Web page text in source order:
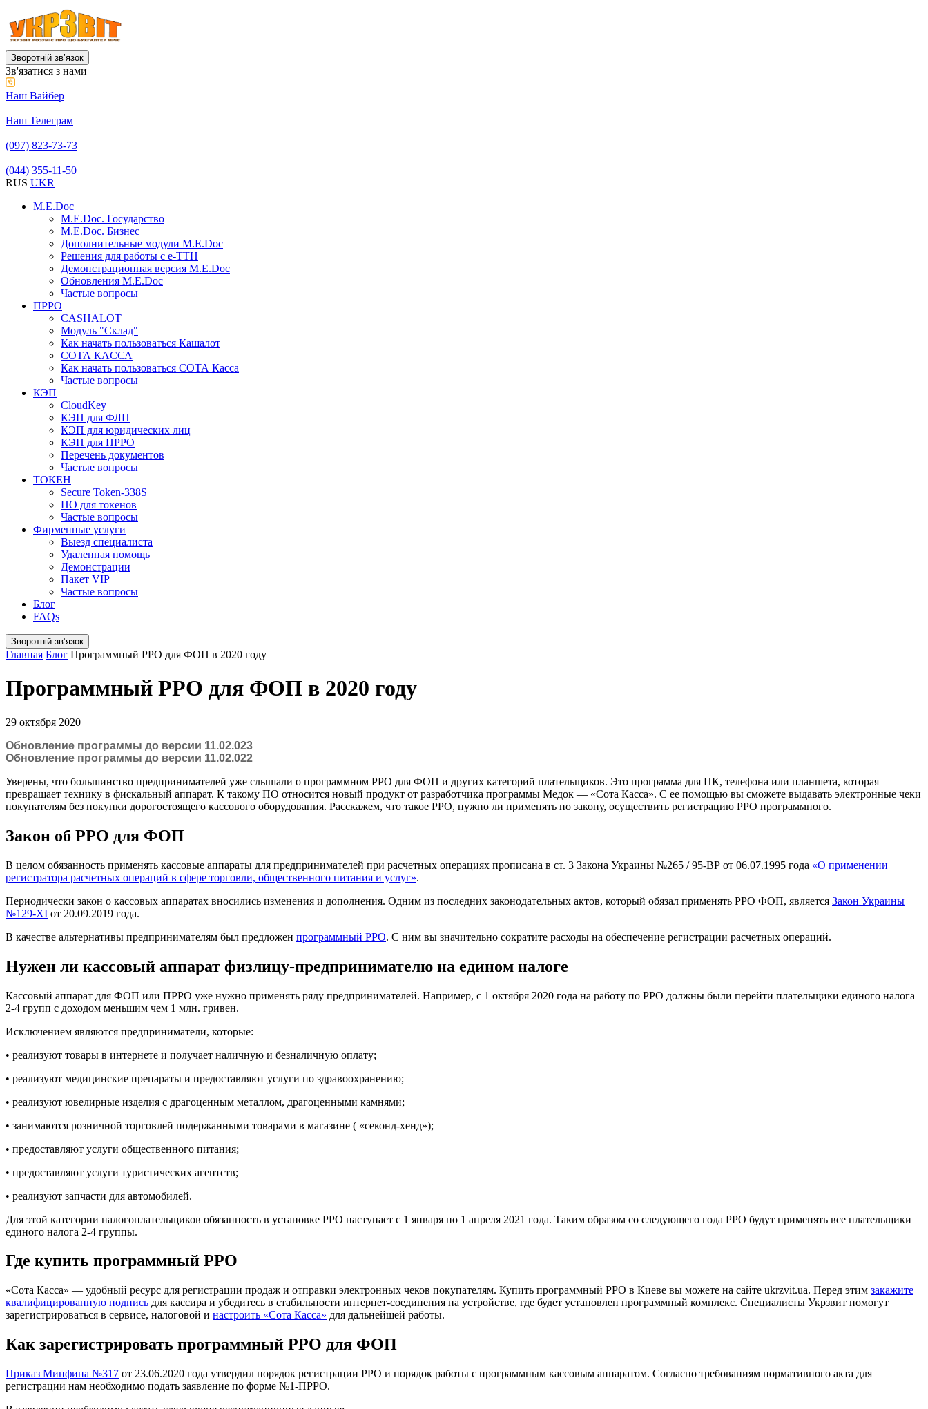
Зворотній звʼязок
Зв'язатися з нами
Наш Вайбер
Наш Телеграм
(097) 823-73-73
(044) 355-11-50
RUS UKR
M.E.Doc
M.E.Doc. Государство
M.E.Doc. Бизнес
Дополнительные модули M.E.Doc
Решения для работы с е-ТТН
Демонстрационная версия M.E.Doc
Обновления M.E.Doc
Частые вопросы
ПРРО
CASHALOT
Модуль "Склад"
Как начать пользоваться Кашалот
СОТА КАCСА
Как начать пользоваться СОТА Касса
Частые вопросы
КЭП
CloudKey
КЭП для ФЛП
КЭП для юридических лиц
КЭП для ПРРО
Перечень документов
Частые вопросы
ТОКЕН
Secure Token-338S
ПО для токенов
Частые вопросы
Фирменные услуги
Выезд специалиста
Удаленная помощь
Демонстрации
Пакет VIP
Частые вопросы
Блог
FAQs
Зворотній звʼязок
Главная Блог Программный РРО для ФОП в 2020 году
Программный РРО для ФОП в 2020 году
29 октября 2020
Обновление программы до версии 11.02.023
Обновление программы до версии 11.02.022
Уверены, что большинство предпринимателей уже слышали о программном РРО для ФОП и других категорий плательщиков. Это программа для ПК, телефона или планшета, которая
превращает технику в фискальный аппарат. К такому ПО относится новый продукт от разработчика программы Медок — «Сота Касса». С ее помощью вы сможете выдавать электронные чеки
покупателям без покупки дорогостоящего кассового оборудования. Расскажем, что такое РРО, нужно ли применять по закону, осуществить регистрацию РРО программного.
Закон об РРО для ФОП
В целом обязанность применять кассовые аппараты для предпринимателей при расчетных операциях прописана в ст. 3 Закона Украины №265 / 95-ВР от 06.07.1995 года «О применении
регистратора расчетных операций в сфере торговли, общественного питания и услуг».
Периодически закон о кассовых аппаратах вносились изменения и дополнения. Одним из последних законодательных актов, который обязал применять РРО ФОП, является Закон Украины
№129-ХІ от 20.09.2019 года.
В качестве альтернативы предпринимателям был предложен программный РРО. С ним вы значительно сократите расходы на обеспечение регистрации расчетных операций.
Нужен ли кассовый аппарат физлицу-предпринимателю на едином налоге
Кассовый аппарат для ФОП или ПРРО уже нужно применять ряду предпринимателей. Например, с 1 октября 2020 года на работу по РРО должны были перейти плательщики единого налога
2-4 групп с доходом меньшим чем 1 млн. гривен.
Исключением являются предприниматели, которые:
• реализуют товары в интернете и получает наличную и безналичную оплату;
• реализуют медицинские препараты и предоставляют услуги по здравоохранению;
• реализуют ювелирные изделия с драгоценным металлом, драгоценными камнями;
• занимаются розничной торговлей подержанными товарами в магазине ( «секонд-хенд»);
• предоставляют услуги общественного питания;
• предоставляют услуги туристических агентств;
• реализуют запчасти для автомобилей.
Для этой категории налогоплательщиков обязанность в установке РРО наступает с 1 января по 1 апреля 2021 года. Таким образом со следующего года РРО будут применять все плательщики
единого налога 2-4 группы.
Где купить программный РРО
«Сота Касса» — удобный ресурс для регистрации продаж и отправки электронных чеков покупателям. Купить программный РРО в Киеве вы можете на сайте ukrzvit.ua. Перед этим закажите
квалифицированную подпись для кассира и убедитесь в стабильности интернет-соединения на устройстве, где будет установлен программный комплекс. Специалисты Укрзвит помогут
зарегистрироваться в сервисе, налоговой и настроить «Сота Касса» для дальнейшей работы.
Как зарегистрировать программный РРО для ФОП
Приказ Минфина №317 от 23.06.2020 года утвердил порядок регистрации РРО и порядок работы с программным кассовым аппаратом. Согласно требованиям нормативного акта для
регистрации нам необходимо подать заявление по форме №1-ПРРО.